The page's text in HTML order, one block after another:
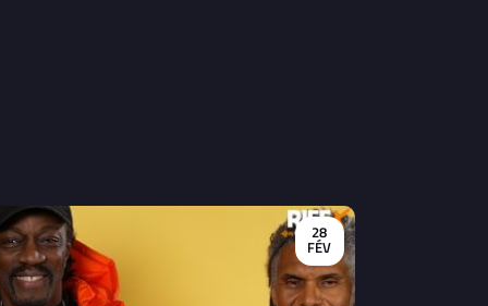
28
FÉV